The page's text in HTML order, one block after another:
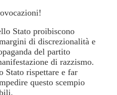
Stato proibiscono
di discrezionalità e
del partito
di razzismo.
Stato rispettare e far
questo scempio